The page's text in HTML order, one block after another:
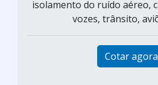
isolamento do ruído aéreo,
vozes, trânsito,
Cotar agora